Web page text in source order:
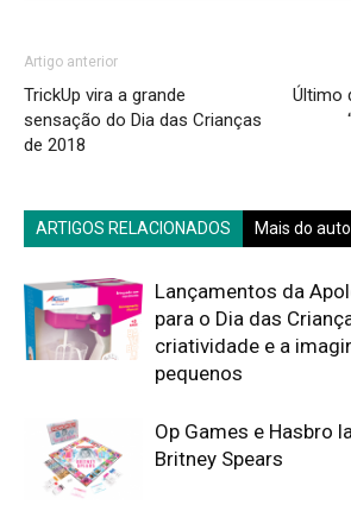
Artigo anterior
TrickUp vira a grande
sensação do Dia das Crianças
de 2018
Último
ARTIGOS RELACIONADOS Mais do
Lançamentos da
para o Dia das
criatividade e a
pequenos
Op Games e Hasbro
Britney Spears